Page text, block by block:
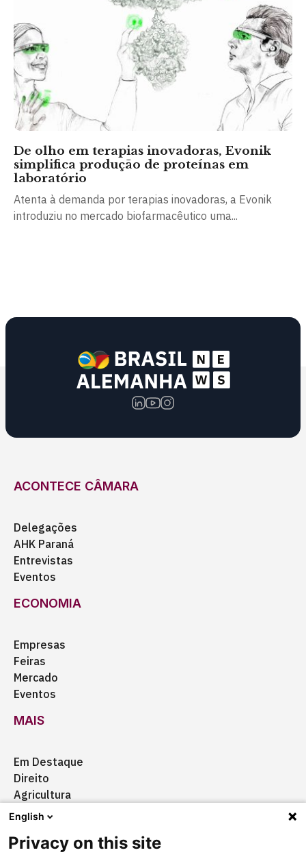
De olho em terapias inovadoras, Evonik
simplifica produção de proteínas em
laboratório
Atenta à demanda por terapias inovadoras, a Evonik
introduziu no mercado biofarmacêutico uma...
ACONTECE CÂMARA
Delegações
AHK Paraná
Entrevistas
Eventos
ECONOMIA
Empresas
Feiras
Mercado
Eventos
MAIS
Em Destaque
Direito
Agricultura
Certificação
Aquisições
English
Privacy on this site